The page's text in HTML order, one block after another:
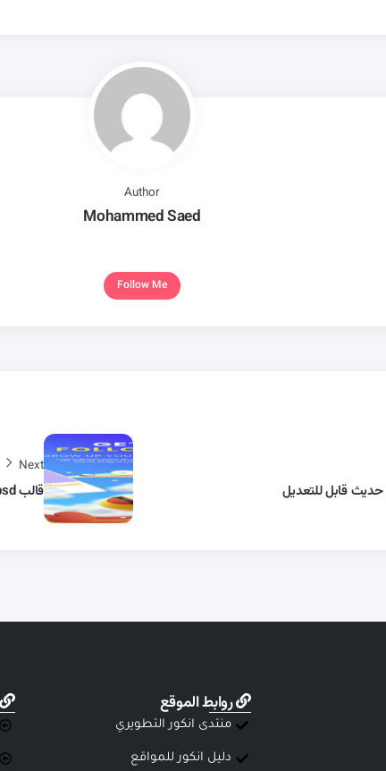
Author
Mohammed Saed
Follow Me
Next
قالب psd ملصق emoji لمنصات التواصل الاجتماعي
روابط الموقع
منتدى انكور التطويري
دليل انكور للمواقع